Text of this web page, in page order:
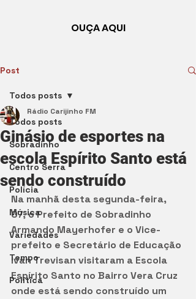
OUÇA AQUI
Post
Todos posts
Sobradinho
Centro Serra
Polícia
Música
Variedades
Tempo
Política
Todos posts
Ginásio de esportes na
escola Espírito Santo está
sendo construído
Rádio Carijinho FM
Na manhã desta segunda-feira,
07, o Prefeito de Sobradinho
Armando Mayerhofer e o Vice-
prefeito e Secretário de Educação
Ivan Trevisan visitaram a Escola
Espírito Santo no Bairro Vera Cruz
onde está sendo construído um